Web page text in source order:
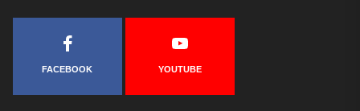
FACEBOOK YOUTUBE